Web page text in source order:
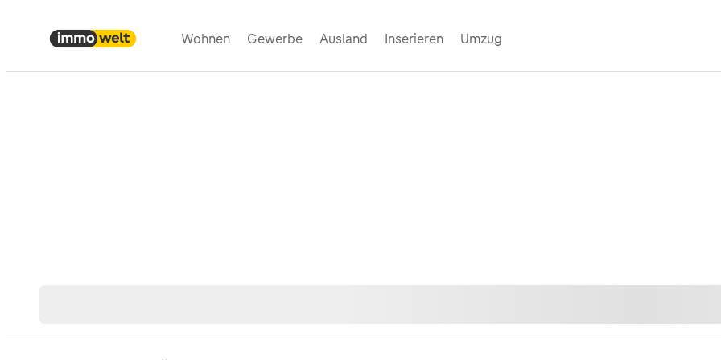
Wohnen Gewerbe Ausland Inserieren Umzug